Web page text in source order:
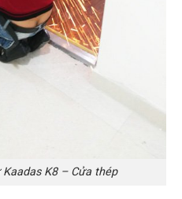
K8 – Cửa thép